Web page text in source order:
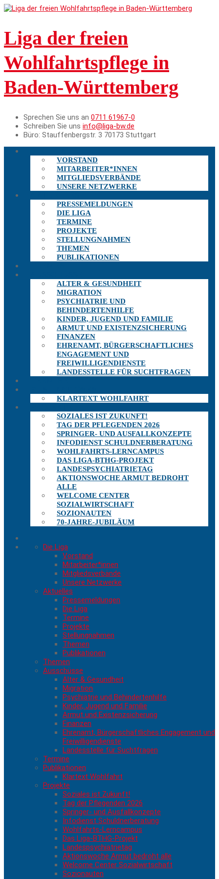
Liga der freien
Wohlfahrtspflege in
Baden-Württemberg
Sprechen Sie uns an 0711 61967-0
Schreiben Sie uns info@liga-bw.de
Büro: Stauffenbergstr. 3 70173 Stuttgart
VORSTAND
MITARBEITER*INNEN
MITGLIEDSVERBÄNDE
UNSERE NETZWERKE
PRESSEMELDUNGEN
DIE LIGA
TERMINE
PROJEKTE
STELLUNGNAHMEN
THEMEN
PUBLIKATIONEN
ALTER & GESUNDHEIT
MIGRATION
PSYCHIATRIE UND
BEHINDERTENHILFE
KINDER, JUGEND UND FAMILIE
ARMUT UND EXISTENZSICHERUNG
FINANZEN
EHRENAMT, BÜRGERSCHAFTLICHES
ENGAGEMENT UND
FREIWILLIGENDIENSTE
LANDESSTELLE FÜR SUCHTFRAGEN
KLARTEXT WOHLFAHRT
SOZIALES IST ZUKUNFT!
TAG DER PFLEGENDEN 2026
SPRINGER- UND AUSFALLKONZEPTE
INFODIENST SCHULDNERBERATUNG
WOHLFAHRTS-LERNCAMPUS
DAS LIGA-BTHG-PROJEKT
LANDESPSYCHIATRIETAG
AKTIONSWOCHE ARMUT BEDROHT
ALLE
WELCOME CENTER
SOZIALWIRTSCHAFT
SOZIONAUTEN
70-JAHRE-JUBILÄUM
Die Liga
Vorstand
Mitarbeiter*innen
Mitgliedsverbände
Unsere Netzwerke
Aktuelles
Pressemeldungen
Die Liga
Termine
Projekte
Stellungnahmen
Themen
Publikationen
Themen
Ausschüsse
Alter & Gesundheit
Migration
Psychiatrie und Behindertenhilfe
Kinder, Jugend und Familie
Armut und Existenzsicherung
Finanzen
Ehrenamt, Bürgerschaftliches Engagement und
Freiwilligendienste
Landesstelle für Suchtfragen
Termine
Publikationen
Klartext Wohlfahrt
Projekte
Soziales ist Zukunft!
Tag der Pflegenden 2026
Springer- und Ausfallkonzepte
Infodienst Schuldnerberatung
Wohlfahrts-Lerncampus
Das Liga-BTHG-Projekt
Landespsychiatrietag
Aktionswoche Armut bedroht alle
Welcome Center Sozialwirtschaft
Sozionauten